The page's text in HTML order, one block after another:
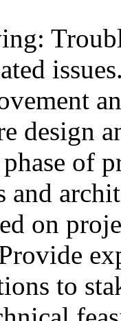
design
of
and
on
to